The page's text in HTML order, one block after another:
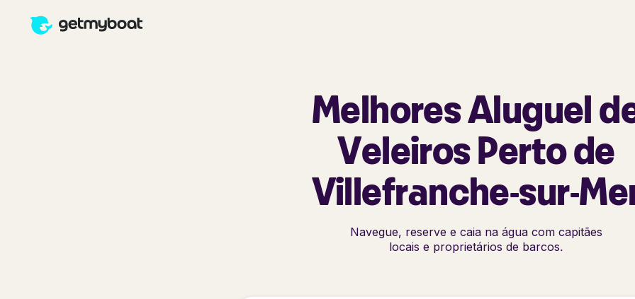
Melhores Aluguel
Veleiros Perto de
Villefranche-sur-
Navegue, reserve e caia na água com capitães
locais e proprietários de barcos.